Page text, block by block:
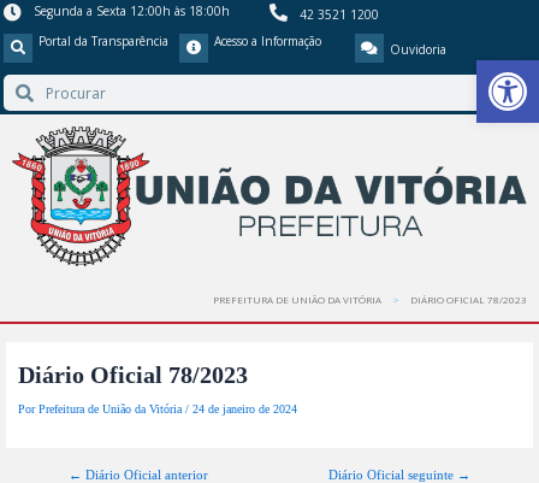
Barra de
Segunda a Sexta 12:00h às 18:00h
42 3521 1200
Portal da Transparência
Acesso a Informação Ouvidoria
PREFEITURA DE UNIÃO DA VITÓRIA DIÁRIO OFICIAL 78/2023
Diário Oficial 78/2023
PorPrefeitura de União da Vitória/24 de janeiro de 2024
← Diário Oficial anterior Diário Oficial seguinte →